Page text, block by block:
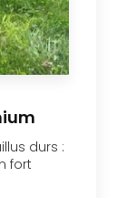
durs :
fort